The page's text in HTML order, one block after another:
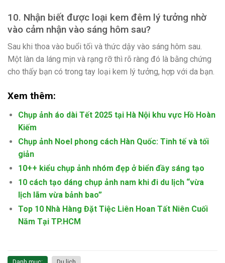
10. Nhận biết được loại kem đêm lý tưởng nhờ
vào cảm nhận vào sáng hôm sau?
Sau khi thoa vào buổi tối và thức dậy vào sáng hôm sau.
Một làn da láng mịn và rạng rỡ thì rõ ràng đó là bằng chứng
cho thấy bạn có trong tay loại kem lý tưởng, hợp với da bạn.
Xem thêm:
Chụp ảnh áo dài Tết 2025 tại Hà Nội khu vực Hồ Hoàn
Kiếm
Chụp ảnh Noel phong cách Hàn Quốc: Tinh tế và tối
giản
10++ kiểu chụp ảnh nhóm đẹp ở biển đầy sáng tạo
10 cách tạo dáng chụp ảnh nam khi đi du lịch “vừa
lịch lãm vừa bảnh bao”
Top 10 Nhà Hàng Đặt Tiệc Liên Hoan Tất Niên Cuối
Năm Tại TP.HCM